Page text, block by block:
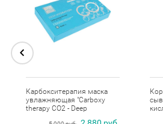
Карбокситерапия маска
увлажняющая "Carboxy
therapy CO2 - Deep